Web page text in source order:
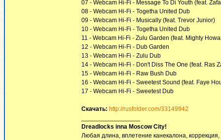
07 - Webcam Hi-Fi - Message To Di Youth (feat.
08 - Webcam Hi-Fi - Togetha United Dub
09 - Webcam Hi-Fi - Musically (feat. Trevor Junior)
10 - Webcam Hi-Fi - Togetha United Dub
11 - Webcam Hi-Fi - Zulu Garden (feat. Mighty
12 - Webcam Hi-Fi - Dub Garden
13 - Webcam Hi-Fi - Zulu Dub
14 - Webcam Hi-Fi - Don't Diss The One (feat. Ras
15 - Webcam Hi-Fi - Raw Bush Dub
16 - Webcam Hi-Fi - Sweetest Sound (feat. Faye
17 - Webcam Hi-Fi - Sweetest Dub
Скачать: http://rusfolder.com/33149942
Dreadlocks inna Moscow Сity!
Любая длина, вплетение канекалона,